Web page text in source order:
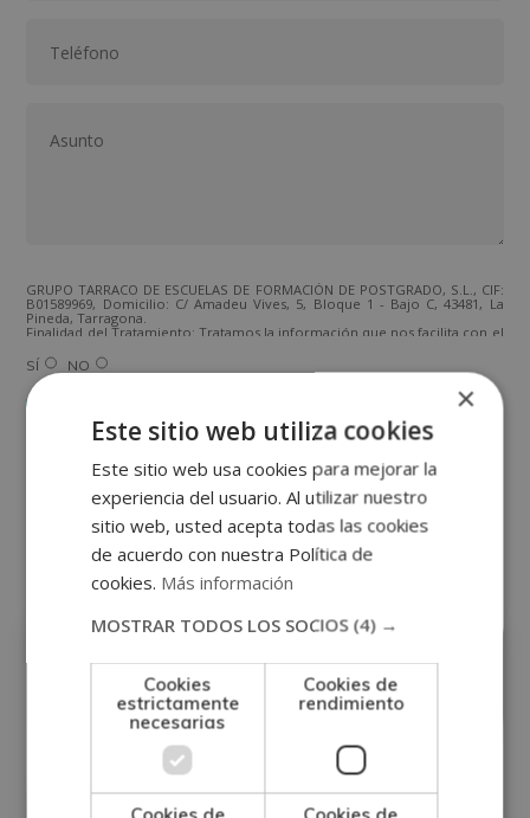
GRUPO TARRACO DE ESCUELAS DE FORMACIÓN DE POSTGRADO, S.L., CIF:
B01589969, Domicilio: C/ Amadeu Vives, 5, Bloque 1 - Bajo C, 43481, La
Pineda, Tarragona.
Finalidad del Tratamiento: Tratamos la información que nos facilita con el
los productos ofrecidos y otros tipo de productos que fueran de su
interés.
Legitimación del tratamiento: Consentimiento del interesado.
Derechos: Puede ejercitar sus derechos identificándose suficientemente,
dirigiéndose a la dirección direccion@grupotarraco.com.
Para más información consulte nuestra Política de Privacidad.
Desea recibir información comercial (vía telefónica y/o email):
SÍ NO
Otras titulaciones
Enfermería
×
Este sitio web utiliza cookies
Este sitio web usa cookies para mejorar la
experiencia del usuario. Al utilizar nuestro
sitio web, usted acepta todas las cookies
de acuerdo con nuestra Política de
cookies. Más información
MOSTRAR TODOS LOS SOCIOS (4) →
Cookies
estrictamente
necesarias
Cookies de
rendimiento